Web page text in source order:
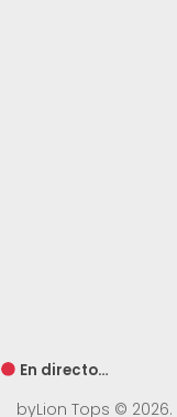
En directo…
byLion Tops ©